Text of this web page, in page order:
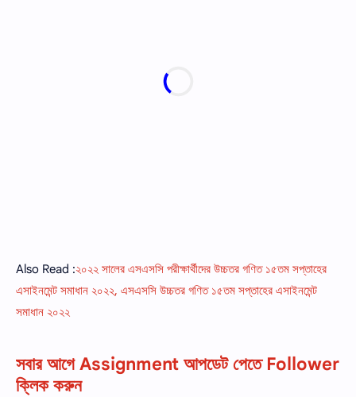
Also Read :২০২২ সালের এসএসসি পরীক্ষার্থীদের উচ্চতর গণিত ১৫তম সপ্তাহের
এসাইনমেন্ট সমাধান ২০২২, এসএসসি উচ্চতর গণিত ১৫তম সপ্তাহের এসাইনমেন্ট
সমাধান ২০২২
সবার আগে Assignment আপডেট পেতে Follower
ক্লিক করুন